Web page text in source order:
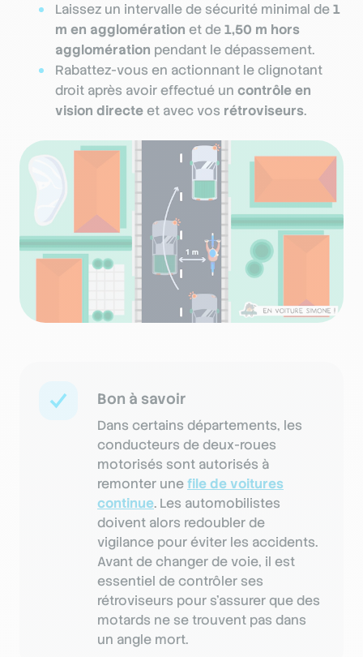
Laissez un intervalle de sécurité minimal de1
m en agglomération et de1,50 m hors
agglomération pendant le dépassement.
Rabattez-vous en actionnant le clignotant
droit après avoir effectué un contrôle en
vision directeet avec vos rétroviseurs.
Bon à savoir
Dans certains départements, les
conducteurs de deux-roues
motorisés sont autorisés à
remonter unefile de voitures
continue. Les automobilistes
doivent alors redoubler de
vigilance pour éviter les accidents.
Avant de changer de voie, il est
essentiel de contrôler ses
rétroviseurs pour s’assurer que des
motards ne se trouvent pas dans
un angle mort.